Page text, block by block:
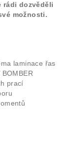
rádi dozvěděli
možnosti.
laminace řas
prací